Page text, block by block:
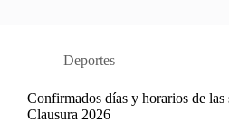
Deportes
Confirmados días y horarios de las
Clausura 2026